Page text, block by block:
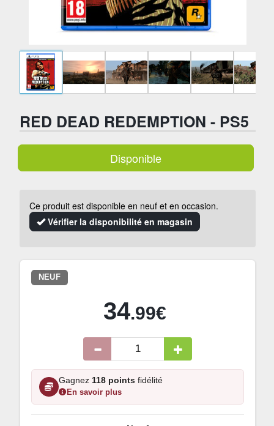
RED DEAD REDEMPTION - PS5
Disponible
Ce produit est disponible en neuf et en occasion.
Vérifier la disponibilité en magasin
NEUF
34.99€
Gagnez 118 points fidélité
En savoir plus